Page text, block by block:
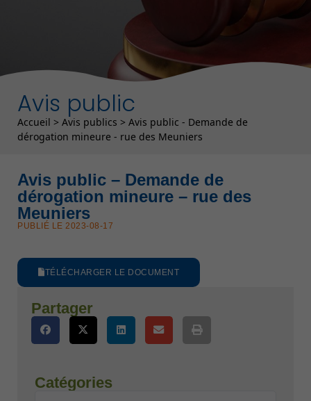
Avis public
Fil d'Ariane
Accueil > Avis publics > Avis public - Demande de
dérogation mineure - rue des Meuniers
Avis public – Demande de
dérogation mineure – rue des
Meuniers
PUBLIÉ LE 2023-08-17
TÉLÉCHARGER LE DOCUMENT
Partager
Catégories